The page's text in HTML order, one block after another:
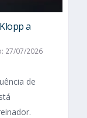
a
27/07/2026
de